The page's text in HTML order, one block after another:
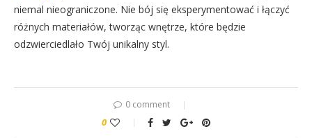
niemal nieograniczone. Nie bój się eksperymentować i łączyć
różnych materiałów, tworząc wnętrze, które będzie
odzwierciedlało Twój unikalny styl.
0 comment
0